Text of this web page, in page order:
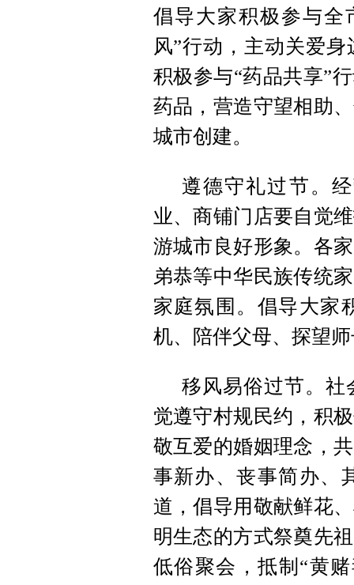
倡导大家积极参与全
风”行动，主动关爱
积极参与“药品共享”
药品，营造守望相助
城市创建。
遵德守礼过节。
业、商铺门店要自觉
游城市良好形象。各
弟恭等中华民族传统
家庭氛围。倡导大家
机、陪伴父母、探望
移风易俗过节。社
觉遵守村规民约，积
敬互爱的婚姻理念，
事新办、丧事简办、
道，倡导用敬献鲜花
明生态的方式祭奠先
低俗聚会，抵制“黄